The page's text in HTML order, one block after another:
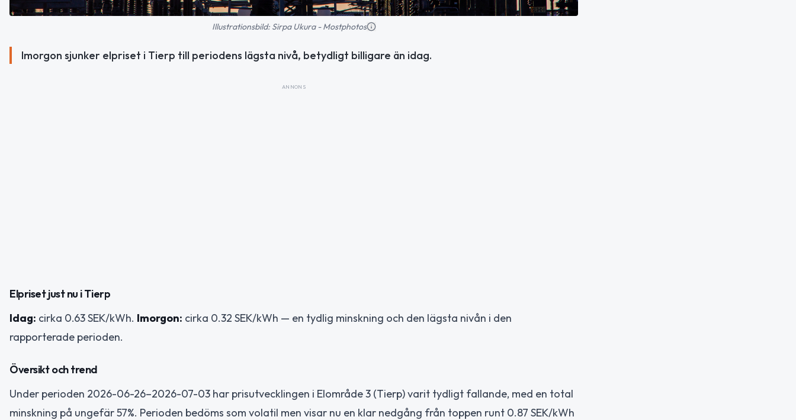
Illustrationsbild: Sirpa Ukura - Mostphotos
Imorgon sjunker elpriset i Tierp till periodens lägsta nivå, betydligt billigare än idag.
ANNONS
Elpriset just nu i Tierp
Idag: cirka 0.63 SEK/kWh. Imorgon: cirka 0.32 SEK/kWh — en tydlig minskning och den lägsta nivån i den
rapporterade perioden.
Översikt och trend
Under perioden 2026-06-26–2026-07-03 har prisutvecklingen i Elområde 3 (Tierp) varit tydligt fallande, med en total
minskning på ungefär 57%. Perioden bedöms som volatil men visar nu en klar nedgång från toppen runt 0.87 SEK/kWh